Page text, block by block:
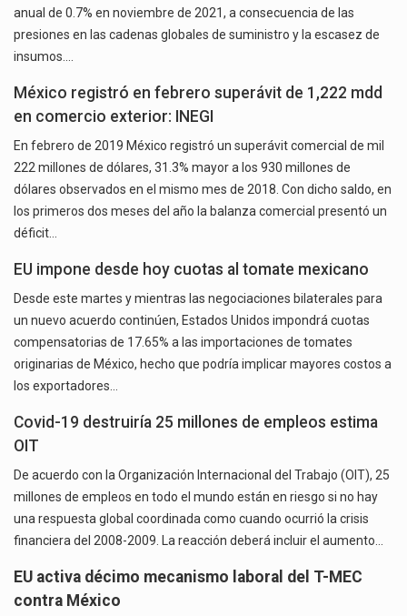
anual de 0.7% en noviembre de 2021, a consecuencia de las
presiones en las cadenas globales de suministro y la escasez de
insumos.…
México registró en febrero superávit de 1,222 mdd
en comercio exterior: INEGI
En febrero de 2019 México registró un superávit comercial de mil
222 millones de dólares, 31.3% mayor a los 930 millones de
dólares observados en el mismo mes de 2018. Con dicho saldo, en
los primeros dos meses del año la balanza comercial presentó un
déficit…
EU impone desde hoy cuotas al tomate mexicano
Desde este martes y mientras las negociaciones bilaterales para
un nuevo acuerdo continúen, Estados Unidos impondrá cuotas
compensatorias de 17.65% a las importaciones de tomates
originarias de México, hecho que podría implicar mayores costos a
los exportadores…
Covid-19 destruiría 25 millones de empleos estima
OIT
De acuerdo con la Organización Internacional del Trabajo (OIT), 25
millones de empleos en todo el mundo están en riesgo si no hay
una respuesta global coordinada como cuando ocurrió la crisis
financiera del 2008-2009. La reacción deberá incluir el aumento…
EU activa décimo mecanismo laboral del T-MEC
contra México